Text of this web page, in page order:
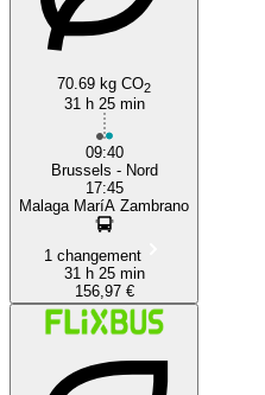
70.69 kg CO2
31 h 25 min
09:40
Brussels - Nord
17:45
Malaga MaríA Zambrano
1 changement
31 h 25 min
156,97 €